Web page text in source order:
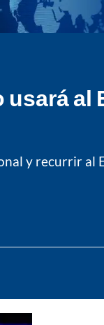
al
y recurrir al